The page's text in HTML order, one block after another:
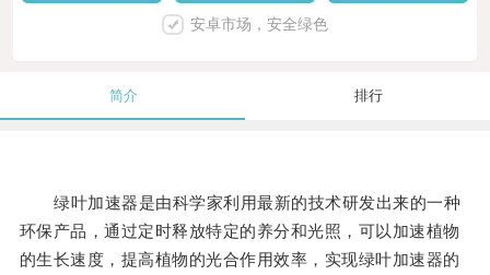
安卓市场，安全绿色
简介 排行
绿叶加速器是由科学家利用最新的技术研发出来的一种
环保产品，通过定时释放特定的养分和光照，可以加速植物
的生长速度，提高植物的光合作用效率，实现绿叶加速器的